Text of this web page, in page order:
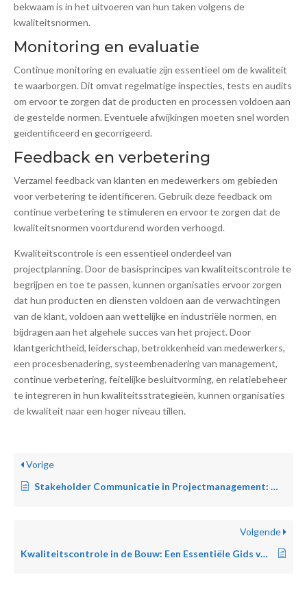
bekwaam is in het uitvoeren van hun taken volgens de
kwaliteitsnormen.
Monitoring en evaluatie
Continue monitoring en evaluatie zijn essentieel om de kwaliteit
te waarborgen. Dit omvat regelmatige inspecties, tests en audits
om ervoor te zorgen dat de producten en processen voldoen aan
de gestelde normen. Eventuele afwijkingen moeten snel worden
geïdentificeerd en gecorrigeerd.
Feedback en verbetering
Verzamel feedback van klanten en medewerkers om gebieden
voor verbetering te identificeren. Gebruik deze feedback om
continue verbetering te stimuleren en ervoor te zorgen dat de
kwaliteitsnormen voortdurend worden verhoogd.
Kwaliteitscontrole is een essentieel onderdeel van
projectplanning. Door de basisprincipes van kwaliteitscontrole te
begrijpen en toe te passen, kunnen organisaties ervoor zorgen
dat hun producten en diensten voldoen aan de verwachtingen
van de klant, voldoen aan wettelijke en industriële normen, en
bijdragen aan het algehele succes van het project. Door
klantgerichtheid, leiderschap, betrokkenheid van medewerkers,
een procesbenadering, systeembenadering van management,
continue verbetering, feitelijke besluitvorming, en relatiebeheer
te integreren in hun kwaliteitsstrategieën, kunnen organisaties
de kwaliteit naar een hoger niveau tillen.
Vorige
Stakeholder Communicatie in Projectmanagement: Waarom het Cruciaal is
Volgende
Kwaliteitscontrole in de Bouw: Een Essentiële Gids voor Projectmanagers